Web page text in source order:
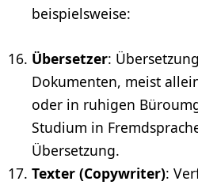
beispielsweise:
Übersetzer:
Dokumenten, meist
oder in ruhigen
Studium in
Übersetzung.
Texter (Copywriter):